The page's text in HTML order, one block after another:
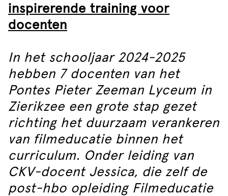
inspirerende training voor
docenten
In het schooljaar 2024-2025
hebben 7 docenten van het
Pontes Pieter Zeeman Lyceum in
Zierikzee een grote stap gezet
richting het duurzaam verankeren
van filmeducatie binnen het
curriculum. Onder leiding van
CKV-docent Jessica, die zelf de
post-hbo opleiding Filmeducatie